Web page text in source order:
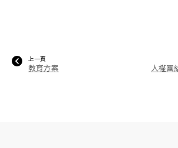
上一頁
教育方案 人權團